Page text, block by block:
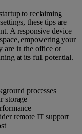
to reclaiming
these tips are
A responsive device
empowering your
are in the office or
at its full potential.
processes
storage
remote IT support